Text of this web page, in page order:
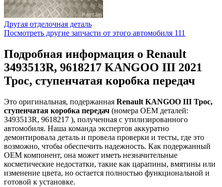
Другая отделочная деталь
Посмотреть другие запчасти от этого автомобиля 111
Подробная информация о Renault
3493513R, 9618217 KANGOO III 2021
Трос, ступенчатая коробка передач
Это оригинальная, подержанная Renault KANGOO III Трос,
ступенчатая коробка передач (номера OEM деталей:
3493513R, 9618217 ), полученная с утилизированного
автомобиля. Наша команда экспертов аккуратно
демонтировала деталь и провела проверки и тесты, где это
возможно, чтобы обеспечить надежность. Как подержанный
OEM компонент, она может иметь незначительные
косметические недостатки, такие как царапины, вмятины или
изменение цвета, но остается полностью функциональной и
готовой к установке.